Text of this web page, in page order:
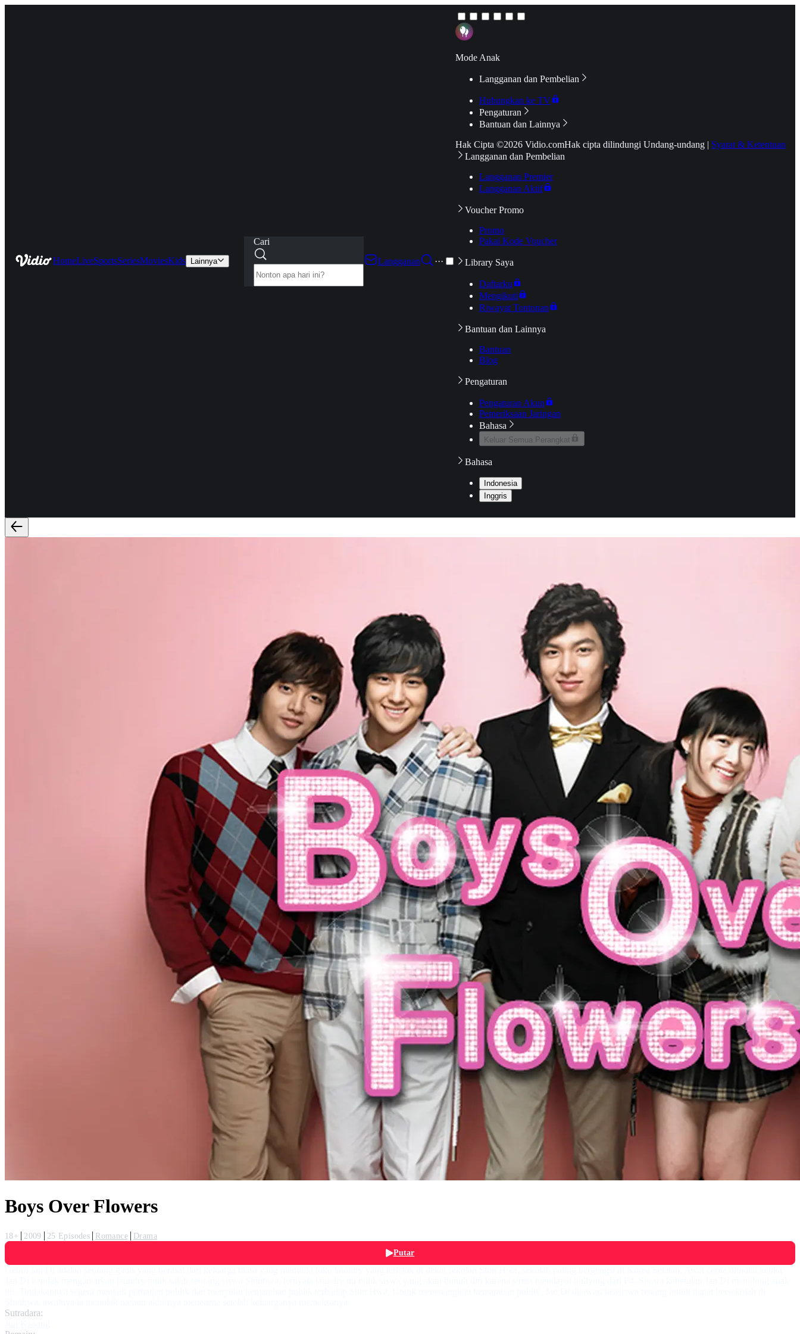
HomeLiveSportsSeriesMoviesKids Lainnya
Cari
Langganan
···
Mode Anak
Langganan dan Pembelian
Hubungkan ke TV
Pengaturan
Bantuan dan Lainnya
Hak Cipta ©2026 Vidio.comHak cipta dilindungi Undang-undang | Syarat & Ketentuan
Langganan dan Pembelian
Langganan Premier
Langganan Aktif
Voucher Promo
Promo
Pakai Kode Voucher
Library Saya
Daftarku
Mengikuti
Riwayat Tontonan
Bantuan dan Lainnya
Bantuan
Blog
Pengaturan
Pengaturan Akun
Pemeriksaan Jaringan
Bahasa
Keluar Semua Perangkat
Bahasa
Indonesia
Inggris
Boys Over Flowers
18+ 2009 25 Episodes Romance
Drama
Putar
Sutradara: